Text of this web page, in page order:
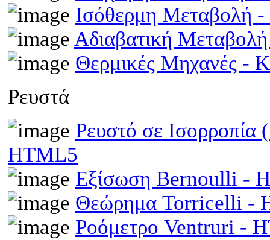
Ισόθερμη Μεταβολή
Αδιαβατική
Θερμικές Μηχανές -
Ρευστά
Ρευστό σε Ισορροπία
HTML5
Εξίσωση Bernoulli -
Θεώρημα Torricelli -
Ροόμετρο Ventruri -